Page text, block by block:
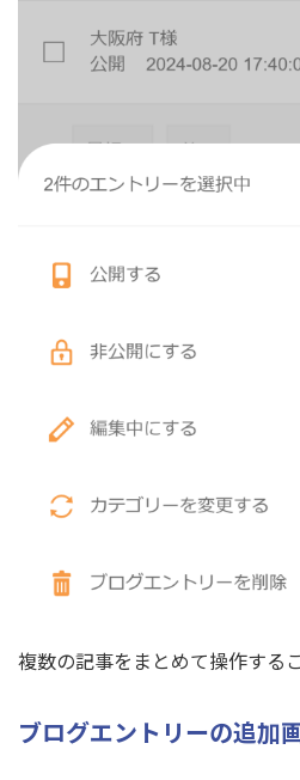
複数の記事をまとめて操作する
ブログエントリーの追加